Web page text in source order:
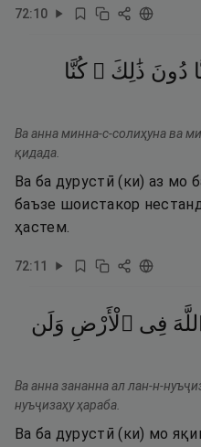
72:10
دُونَ ذَٰلِكَ ۖ كُنَّا
Ва анна минна-с-солиҳуна ва
қидада.
Ва ба дурустӣ (ки) аз мо
баъзе шоистакор
ҳастем.
72:11
فِى ٱلْأَرْضِ وَلَن
Ва анна зананна ал лан-н-
нуъҷизаҳу ҳараба.
Ва ба дурустӣ (ки) мо